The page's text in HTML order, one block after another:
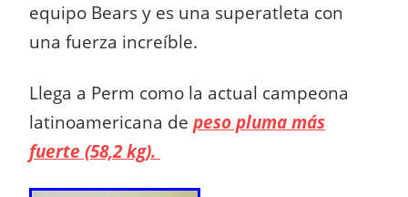
equipo Bears y es una superatleta con
una fuerza increíble.
Llega a Perm como la actual campeona
latinoamericana de peso pluma más
fuerte (58,2 kg).